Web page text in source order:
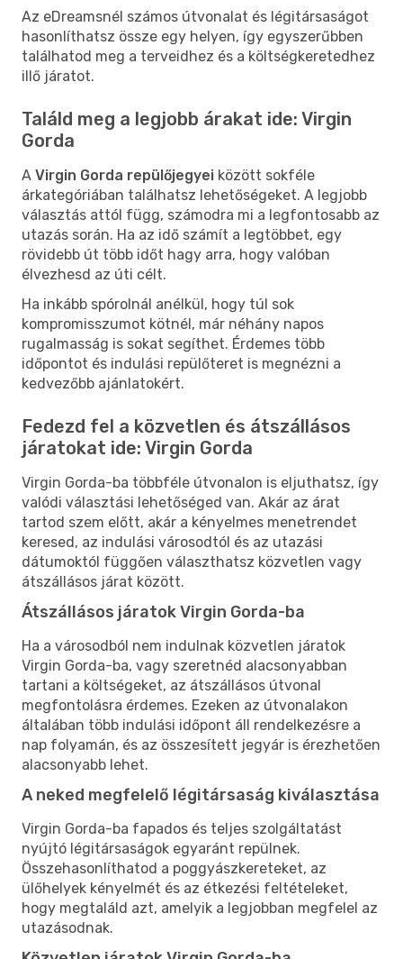
Az eDreamsnél számos útvonalat és légitársaságot
hasonlíthatsz össze egy helyen, így egyszerűbben
találhatod meg a terveidhez és a költségkeretedhez
illő járatot.
Találd meg a legjobb árakat ide: Virgin
Gorda
A Virgin Gorda repülőjegyei között sokféle
árkategóriában találhatsz lehetőségeket. A legjobb
választás attól függ, számodra mi a legfontosabb az
utazás során. Ha az idő számít a legtöbbet, egy
rövidebb út több időt hagy arra, hogy valóban
élvezhesd az úti célt.
Ha inkább spórolnál anélkül, hogy túl sok
kompromisszumot kötnél, már néhány napos
rugalmasság is sokat segíthet. Érdemes több
időpontot és indulási repülőteret is megnézni a
kedvezőbb ajánlatokért.
Fedezd fel a közvetlen és átszállásos
járatokat ide: Virgin Gorda
Virgin Gorda-ba többféle útvonalon is eljuthatsz, így
valódi választási lehetőséged van. Akár az árat
tartod szem előtt, akár a kényelmes menetrendet
keresed, az indulási városodtól és az utazási
dátumoktól függően választhatsz közvetlen vagy
átszállásos járat között.
Átszállásos járatok Virgin Gorda-ba
Ha a városodból nem indulnak közvetlen járatok
Virgin Gorda-ba, vagy szeretnéd alacsonyabban
tartani a költségeket, az átszállásos útvonal
megfontolásra érdemes. Ezeken az útvonalakon
általában több indulási időpont áll rendelkezésre a
nap folyamán, és az összesített jegyár is érezhetően
alacsonyabb lehet.
A neked megfelelő légitársaság kiválasztása
Virgin Gorda-ba fapados és teljes szolgáltatást
nyújtó légitársaságok egyaránt repülnek.
Összehasonlíthatod a poggyászkereteket, az
ülőhelyek kényelmét és az étkezési feltételeket,
hogy megtaláld azt, amelyik a legjobban megfelel az
utazásodnak.